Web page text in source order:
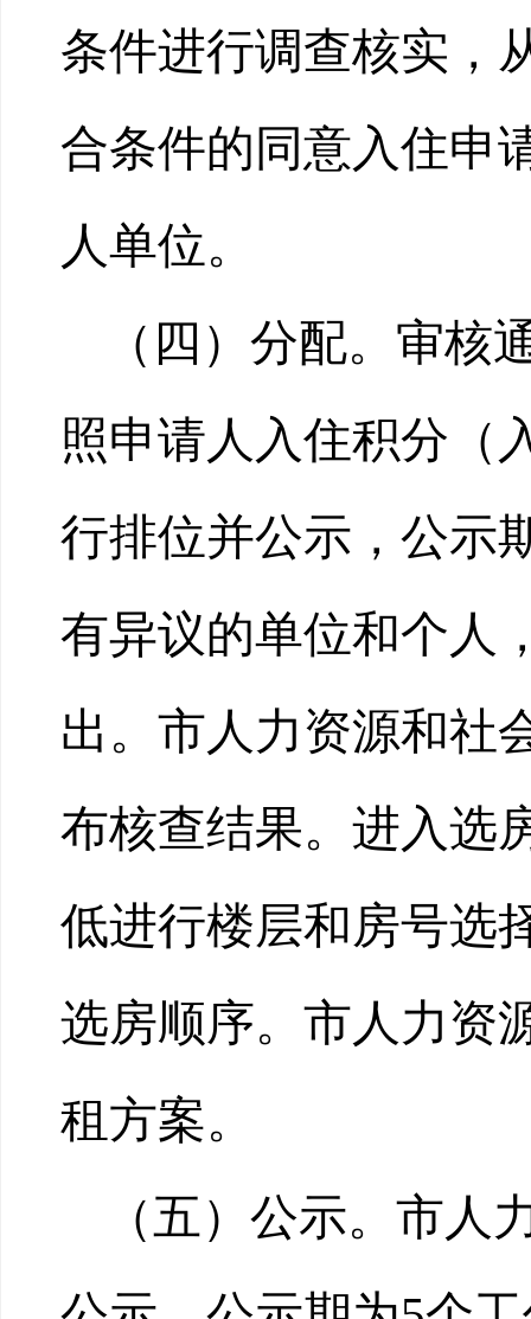
条件进行调查核实，
合条件的同意入住申
人单位。
（四）分配。审核
照申请人入住积分（
行排位并公示，公示
有异议的单位和个人
出。市人力资源和社
布核查结果。进入选
低进行楼层和房号选
选房顺序。市人力资
租方案。
（五）公示。市人